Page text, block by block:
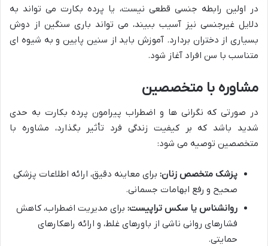
در اولین رابطه جنسی قطعی نیست، یا پرده بکارت می تواند به
دلایل غیرجنسی نیز آسیب ببیند، می تواند باری سنگین از دوش
بسیاری از دختران بردارد. آموزش باید از سنین پایین و به شیوه ای
متناسب با سن افراد آغاز شود.
مشاوره با متخصصین
در صورتی که نگرانی ها و اضطراب پیرامون پرده بکارت به حدی
شدید باشد که بر کیفیت زندگی فرد تأثیر بگذارد، مشاوره با
متخصصین توصیه می شود:
پزشک متخصص زنان: برای معاینه دقیق، ارائه اطلاعات پزشکی
صحیح و رفع ابهامات جسمانی.
روانشناس یا سکس تراپیست: برای مدیریت اضطراب، کاهش
فشارهای روانی ناشی از باورهای غلط، و ارائه راهکارهای
حمایتی.